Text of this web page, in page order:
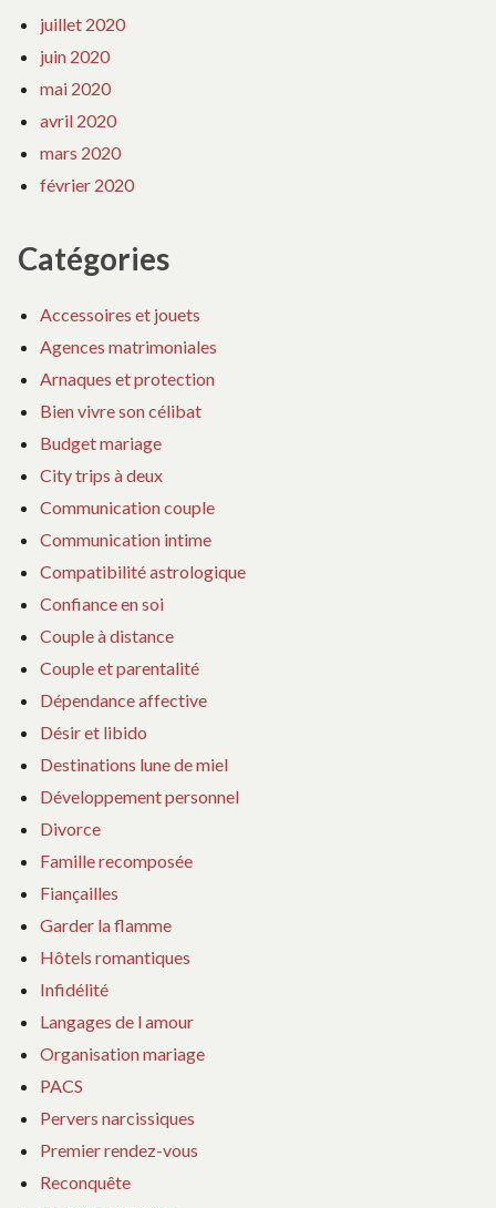
juillet 2020
juin 2020
mai 2020
avril 2020
mars 2020
février 2020
Catégories
Accessoires et jouets
Agences matrimoniales
Arnaques et protection
Bien vivre son célibat
Budget mariage
City trips à deux
Communication couple
Communication intime
Compatibilité astrologique
Confiance en soi
Couple à distance
Couple et parentalité
Dépendance affective
Désir et libido
Destinations lune de miel
Développement personnel
Divorce
Famille recomposée
Fiançailles
Garder la flamme
Hôtels romantiques
Infidélité
Langages de l amour
Organisation mariage
PACS
Pervers narcissiques
Premier rendez-vous
Reconquête